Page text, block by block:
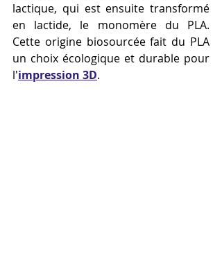
lactique, qui est ensuite transformé
en lactide, le monomère du PLA.
Cette origine biosourcée fait du PLA
un choix écologique et durable pour
l'impression 3D.